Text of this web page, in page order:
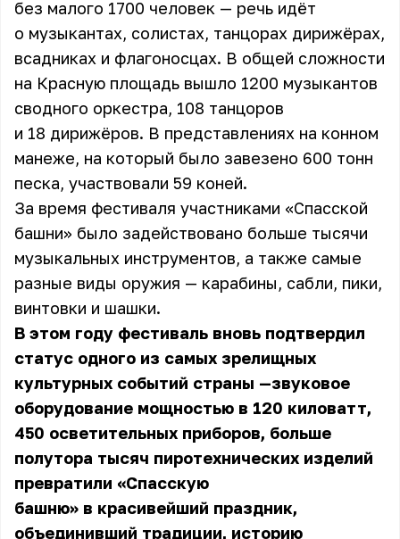
без малого 1700 человек — речь идёт
о музыкантах, солистах, танцорах дирижёрах,
всадниках и флагоносцах. В общей сложности
на Красную площадь вышло 1200 музыкантов
сводного оркестра, 108 танцоров
и 18 дирижёров. В представлениях на конном
манеже, на который было завезено 600 тонн
песка, участвовали 59 коней.
За время фестиваля участниками «Спасской
башни» было задействовано больше тысячи
музыкальных инструментов, а также самые
разные виды оружия — карабины, сабли, пики,
винтовки и шашки.
В этом году фестиваль вновь подтвердил
статус одного из самых зрелищных
культурных событий страны —звуковое
оборудование мощностью в 120 киловатт,
450 осветительных приборов, больше
полутора тысяч пиротехнических изделий
превратили «Спасскую
башню» в красивейший праздник,
объединивший традиции, историю